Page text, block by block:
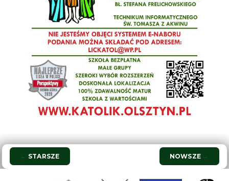
Nawigacja
wpisu
← STARSZE NOWSZE →